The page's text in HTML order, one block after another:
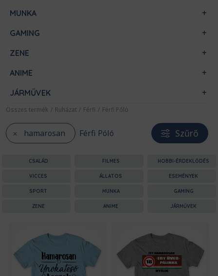
MUNKA
GAMING
ZENE
ANIME
JÁRMŰVEK
Összes termék / Ruházat / Férfi / Férfi Póló
hamarosan Férfi Póló Szűrő
CSALÁD FILMES HOBBI-ÉRDEKLŐDÉS
VICCES ÁLLATOS ESEMÉNYEK
SPORT MUNKA GAMING
ZENE ANIME JÁRMŰVEK